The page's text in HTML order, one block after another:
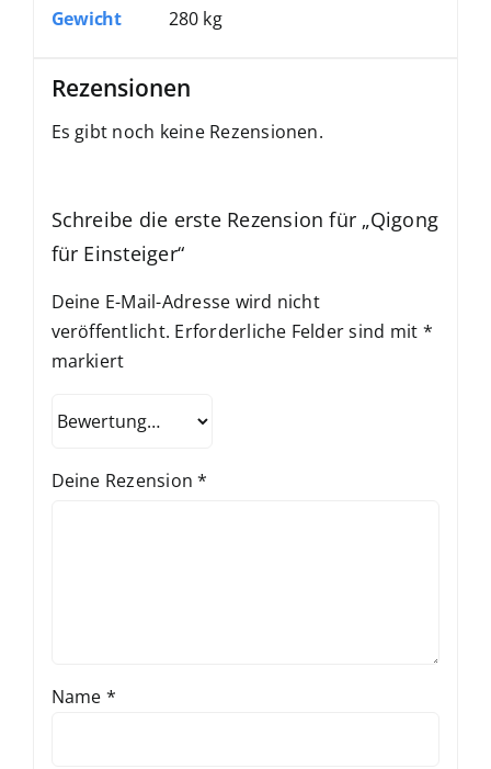
Gewicht
280 kg
Rezensionen
Es gibt noch keine Rezensionen.
Schreibe die erste Rezension für „Qigong
für Einsteiger“
Deine E-Mail-Adresse wird nicht
veröffentlicht. Erforderliche Felder sind mit *
markiert
Deine Rezension*
Name *